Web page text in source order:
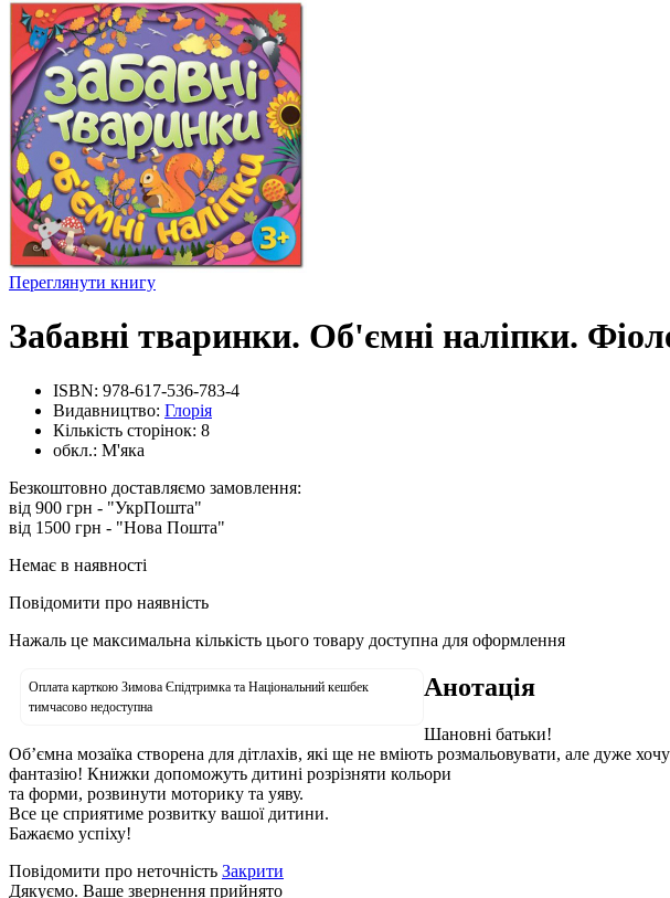
Переглянути книгу
Забавні тваринки. Об'ємні наліпки.
ISBN: 978-617-536-783-4
Видавництво: Глорія
Кількість сторінок: 8
обкл.: М'яка
Безкоштовно доставляємо замовлення:
від 900 грн - "УкрПошта"
від 1500 грн - "Нова Пошта"
Немає в наявності
Повідомити про наявність
Нажаль це максимальна кількість цього товару доступна для оформлення
Оплата карткою Зимова Єпідтримка та Національний кешбек
тимчасово недоступна
Анотація
Шановні батьки!
Об’ємна мозаїка створена для дітлахів, які ще не вміють розмальовувати, але дуже
фантазію! Книжки допоможуть дитині розрізняти кольори
та форми, розвинути моторику та уяву.
Все це сприятиме розвитку вашої дитини.
Бажаємо успіху!
Повідомити про неточність Закрити
Дякуємо. Ваше звернення прийнято